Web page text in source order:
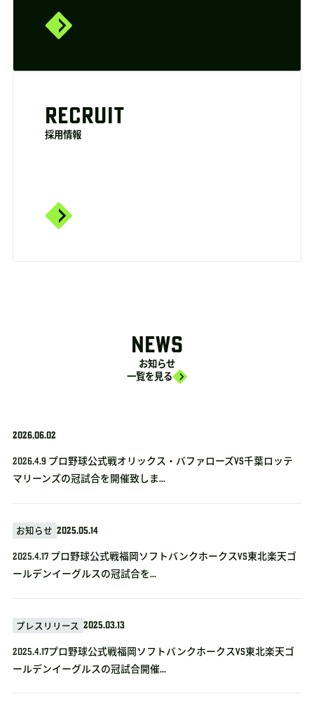
RECRUIT
採用情報
NEWS
お知らせ
一覧を見る
2026.06.02
2026.4.9 プロ野球公式戦オリックス・バファローズvs千葉ロッテ
マリーンズの冠試合を開催致しま...
お知らせ 2025.05.14
2025.4.17 プロ野球公式戦福岡ソフトバンクホークスVS東北楽天ゴ
ールデンイーグルスの冠試合を...
プレスリリース 2025.03.13
2025.4.17プロ野球公式戦福岡ソフトバンクホークスVS東北楽天ゴ
ールデンイーグルスの冠試合開催...